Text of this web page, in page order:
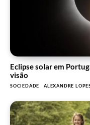
Eclipse solar em
visão
SOCIEDADE ALEXANDRE